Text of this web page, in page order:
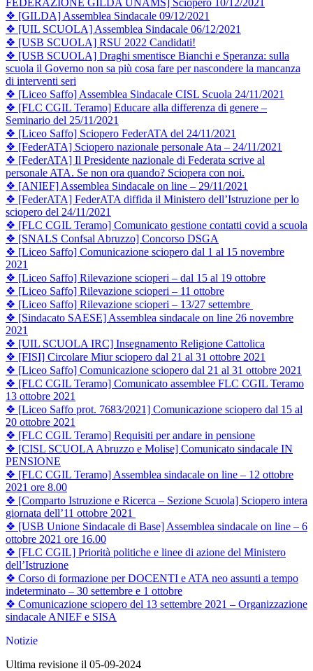
❖ [GILDA] Assemblea Sindacale 09/12/2021
❖ [UIL SCUOLA] Assemblea Sindacale 06/12/2021
❖ [USB SCUOLA] RSU 2022 Candidati!
❖ [USB SCUOLA] Draghi smentisce Bianchi e Speranza: sulla
scuola il Governo non sa più cosa fare per nascondere la mancanza
di interventi seri
❖ [Liceo Saffo] Assemblea Sindacale CISL Scuola 24/11/2021
❖ [FLC CGIL Teramo] Educare alla differenza di genere –
Seminario del 25/11/2021
❖ [Liceo Saffo] Sciopero FederATA del 24/11/2021
❖ [FederATA] Sciopero nazionale personale Ata – 24/11/2021
❖ [FederATA] Il Presidente nazionale di Federata scrive al
personale ATA. Se non ora quando? Sciopera con noi.
❖ [ANIEF] Assemblea Sindacale on line – 29/11/2021
❖ [FederATA] FederATA diffida il Ministero dell’Istruzione per lo
sciopero del 24/11/2021
❖ [FLC CGIL Teramo] Comunicato gestione contatti covid a scuola
❖ [SNALS Confsal Abruzzo] Concorso DSGA
❖ [Liceo Saffo] Comunicazione sciopero dal 1 al 15 novembre
2021
❖ [Liceo Saffo] Rilevazione scioperi – dal 15 al 19 ottobre
❖ [Liceo Saffo] Rilevazione scioperi – 11 ottobre
❖ [Liceo Saffo] Rilevazione scioperi – 13/27 settembre
❖ [Sindacato SAESE] Assemblea sindacale on line 26 novembre
2021
❖ [UIL SCUOLA IRC] Insegnamento Religione Cattolica
❖ [FISI] Circolare Miur sciopero dal 21 al 31 ottobre 2021
❖ [Liceo Saffo] Comunicazione sciopero dal 21 al 31 ottobre 2021
❖ [FLC CGIL Teramo] Comunicato assemblee FLC CGIL Teramo
13 ottobre 2021
❖ [Liceo Saffo prot. 7683/2021] Comunicazione sciopero dal 15 al
20 ottobre 2021
❖ [FLC CGIL Teramo] Requisiti per andare in pensione
❖ [CISL SCUOLA Abruzzo e Molise] Comunicato sindacale IN
PENSIONE
❖ [FLC CGIL Teramo] Assemblea sindacale on line – 12 ottobre
2021 ore 8.00
❖ [Comparto Istruzione e Ricerca – Sezione Scuola] Sciopero intera
giornata dell’11 ottobre 2021
❖ [USB Unione Sindacale di Base] Assemblea sindacale on line – 6
ottobre 2021 ore 16.00
❖ [FLC CGIL] Priorità politiche e linee di azione del Ministero
dell’Istruzione
❖ Corso di formazione per DOCENTI e ATA neo assunti a tempo
indeterminato – 30 settembre e 1 ottobre
❖ Comunicazione sciopero del 13 settembre 2021 – Organizzazione
sindacale ANIEF e SISA
Notizie
Ultima revisione il 05-09-2024